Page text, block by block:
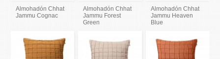
Almohadón Chhat
Jammu Cognac
Almohadón Chhat
Jammu Forest
Green
Almohadón Chhat
Jammu Heaven
Blue